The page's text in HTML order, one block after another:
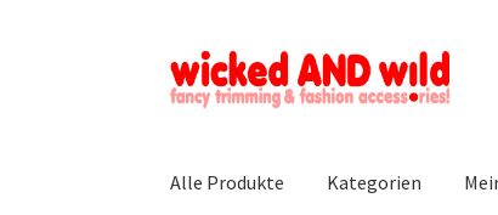
Zur
Navigation
Zum
Inhalt
Alle Produkte Kategorien